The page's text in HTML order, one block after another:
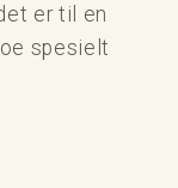
er til en
spesielt